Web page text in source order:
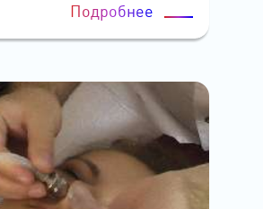
Подробнее